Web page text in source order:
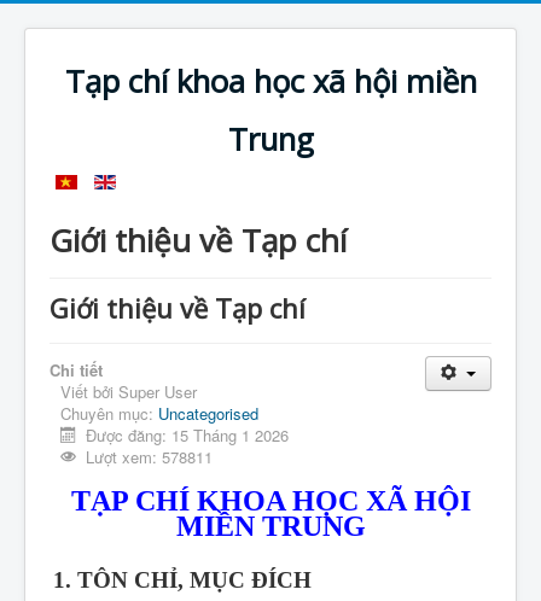
Tạp chí khoa học xã hội miền
Trung
Giới thiệu về Tạp chí
Giới thiệu về Tạp chí
Chi tiết
Viết bởi Super User
Chuyên mục: Uncategorised
Được đăng: 15 Tháng 1 2026
Lượt xem: 578811
TẠP CHÍ KHOA HỌC XÃ HỘI
MIỀN TRUNG
1. TÔN CHỈ, MỤC ĐÍCH